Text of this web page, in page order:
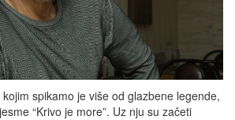
spikamo je više od glazbene legende,
“Krivo je more”. Uz nju su začeti